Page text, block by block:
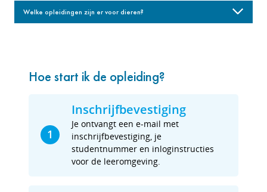
Welke opleidingen zijn er voor dieren?
Hoe start ik de opleiding?
1
Inschrijfbevestiging
Je ontvangt een e-mail met
inschrijfbevestiging, je
studentnummer en inloginstructies
voor de leeromgeving.